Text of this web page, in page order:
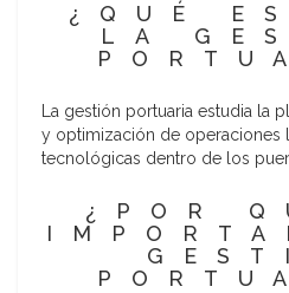
¿QUÉ
LA
La gestión portuaria estudia la
y optimización de operaciones
tecnológicas dentro de los
¿POR